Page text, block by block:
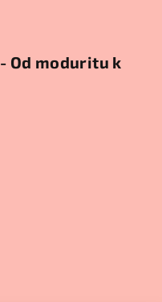
Od moduritu k